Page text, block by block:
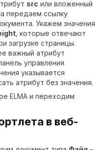
src или вложенный
передаем ссылку
Укажем значения
, которые отвечают
загрузке страницы.
важный атрибут
управления
указывается
атрибут без значения.
ELMA и переходим
в веб-